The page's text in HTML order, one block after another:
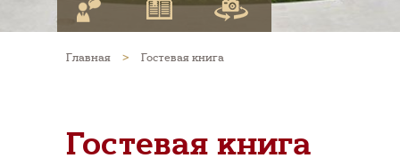
Главная > Гостевая книга
Гостевая книга